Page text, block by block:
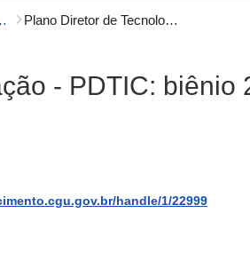
Informação Plano Diretor de Tecnologia da Informação - PDTIC: biênio 2024-2025 [versão 3.0]
- PDTIC: biênio
handle/1/22999